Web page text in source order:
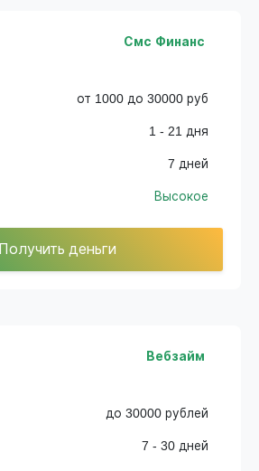
Смс Финанс
от 1000 до 30000 руб
1 - 21 дня
7 дней
Высокое
Получить деньги
Вебзайм
до 30000 рублей
7 - 30 дней